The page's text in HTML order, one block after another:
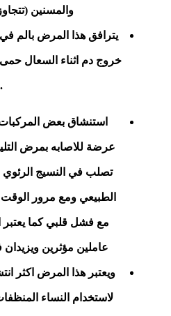
والمسنين (تتجاوز
يترافق هذا المرض بالم
خروج دم اثناء السعال حمى
.
استنشاق بعض المركبات
عرضة للاصابه بمرض
تصلب في النسيج الرئوي
الطبيعي ومع مرور
مع فشل قلبي كما يعتبر
عاملين مؤثرين
ويعتبر هذا المرض اكثر
لاستخدام النساء